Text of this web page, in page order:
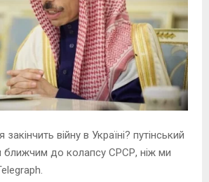
війну в Україні? путінський
до колапсу СРСР, ніж ми